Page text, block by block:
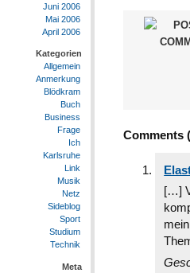
Juni 2006
Mai 2006
April 2006
Kategorien
Allgemein
Anmerkung
Blödkram
Buch
Business
Frage
Ich
Karlsruhe
Link
Musik
Netz
Sideblog
Sport
Studium
Technik
Meta
Comments
[…]